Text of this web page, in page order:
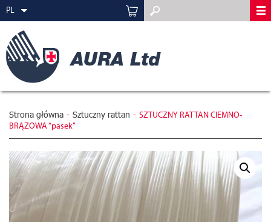
PL
Strona główna - Sztuczny rattan - SZTUCZNY RATTAN CIEMNO-
BRĄZOWA “pasek”